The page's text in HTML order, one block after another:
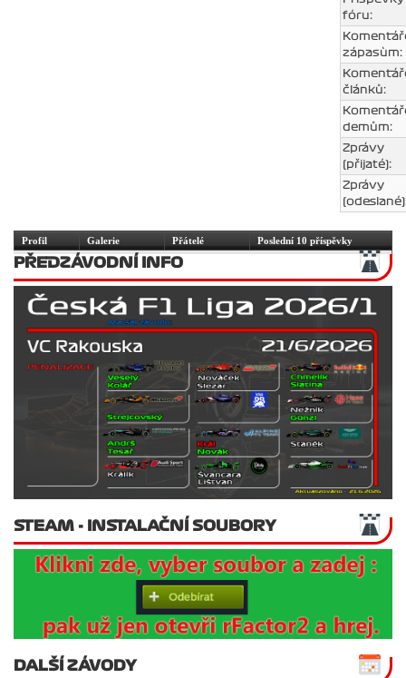
fóru:
zápasùm:
článků:
demům:
Zprávy
(přijaté):
Zprávy
Profil Galerie Přátelé Poslední 10 příspěvky
PŘEDZÁVODNÍ INFO
STEAM - INSTALAČNÍ SOUBORY
DALŠÍ ZÁVODY